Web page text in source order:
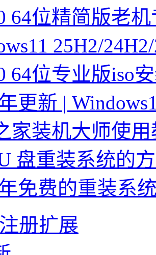
64位精简版老
25H2/
64位专业版iso
更新 |
家装机大师使
盘重装系统的
免费的重装系